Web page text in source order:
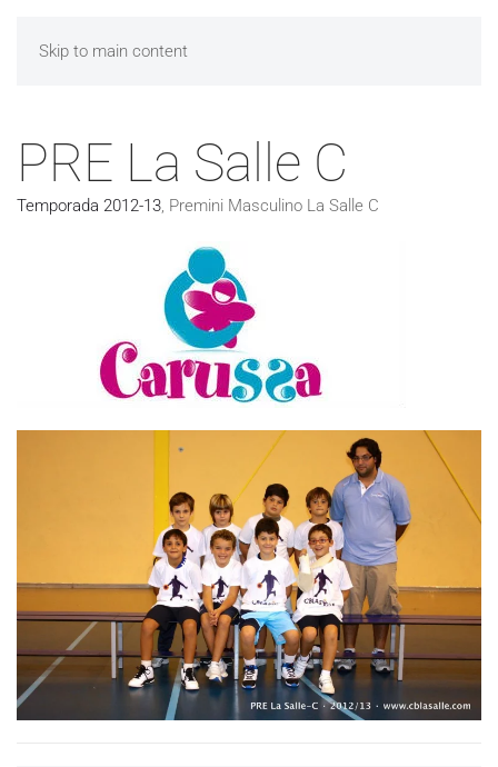
Skip to main content
PRE La Salle C
Temporada 2012-13, Premini Masculino La Salle C